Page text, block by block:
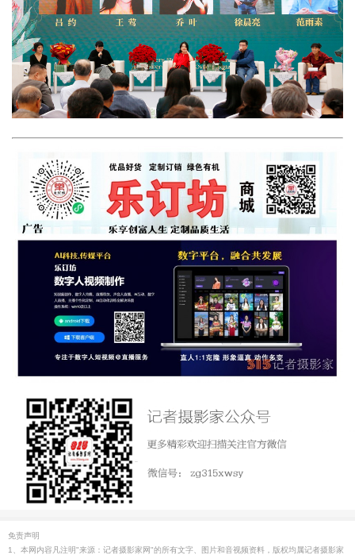
免责声明
1、本网内容凡注明"来源：记者摄影家网"的所有文字、图片和音视频资料，版权均属记者摄影家